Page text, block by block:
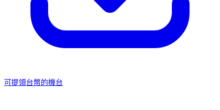
可提領台幣的機台